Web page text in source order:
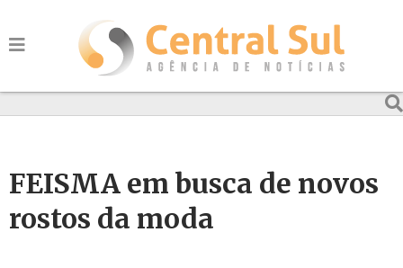
FEISMA em busca de novos
rostos da moda